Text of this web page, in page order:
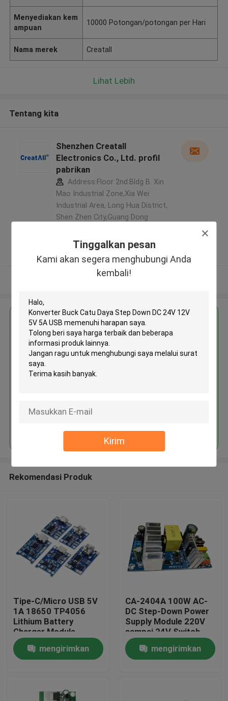
Tinggalkan pesan
Kami akan segera menghubungi Anda
kembali!
Kirim
Beranda
Tentang Kami
Menyediakan kem
ampuan
10000 Potongan/potongan per Hari
Nama merek Creatall
Lihat Lebih
Tentang kita
Shenzhen Creatall
Electronics Co., Ltd. profil
pabrikan
Address:Floor 2nd.Bldg B. Xin
Mao Industrial Zone,Xia Wei
Industrial Area, Long Hua District,
Shen Zhen City,Guang Dong
5.0
Diverifikasi pemasok
Lihat Lebih
Dapatkan Harga Terbaik untuk
Konverter Buck Catu Daya Step
Down DC 24V 12V 5V 5A USB
Rekomendasi Produk
Tipe-C/Micro USB 5V
1A 18650 TP4056
Lithium Battery
Charger Module
Dengan Perlindungan
dan Fungsi Ganda
mengirimkan
CA-2404A 100W AC-
DC Step-Down Power
Supply Module 220V
sampai 24V Switch
Power Supply
mengirimkan